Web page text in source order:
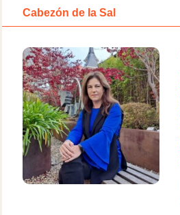
Cabezón de la Sal